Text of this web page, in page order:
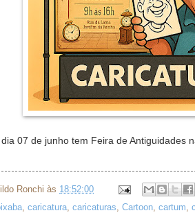
07 de junho tem Feira de Antiguidades
Ronchi às 18:52:00
, caricatura, caricaturas, Cartoon, cartum,